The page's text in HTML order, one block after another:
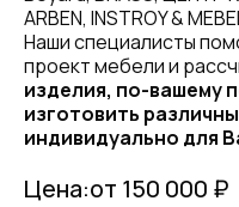
ARBEN, INSTROY &
Наши специалисты
проект мебели и
изделия, по-вашему
изготовить
индивидуально для
Цена:от 150 000 ₽